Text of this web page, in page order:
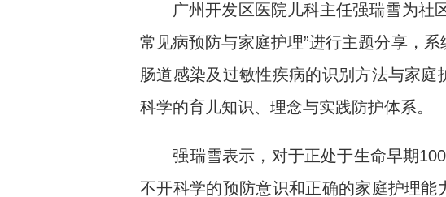
广州开发区医院儿科主任强瑞雪为社
常见病预防与家庭护理”进行主题分享，
肠道感染及过敏性疾病的识别方法与家庭
科学的育儿知识、理念与实践防护体系。
强瑞雪表示，对于正处于生命早期
不开科学的预防意识和正确的家庭护理能